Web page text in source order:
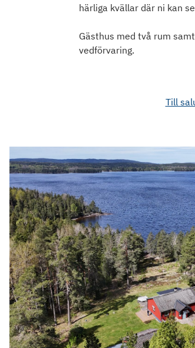
härliga kvällar där ni kan
Gästhus med två rum
vedförvaring.
Till